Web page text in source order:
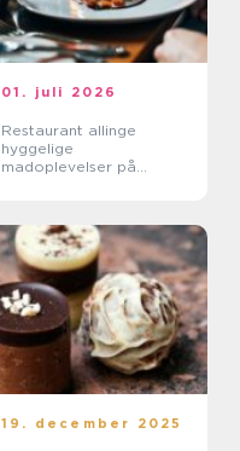
01. juli 2026
Restaurant allinge
hyggelige
madoplevelser på
19. december 2025